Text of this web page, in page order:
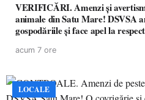
VERIFICĂRI. Amenzi și
animale din Satu Mare! DSVSA
gospodăriile și face apel la
acum 7 ore
LOCALE